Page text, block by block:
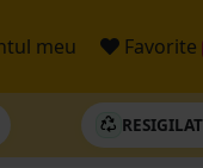
meu Favorite